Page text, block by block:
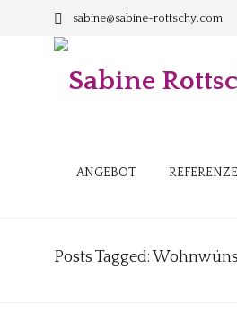
sabine@sabine-rottschy.com
ANGEBOT
Posts Tagged: